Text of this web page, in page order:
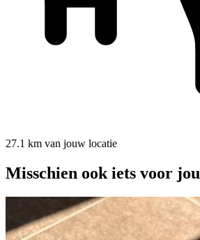
27.1 km van jouw locatie
Misschien ook iets voor jou